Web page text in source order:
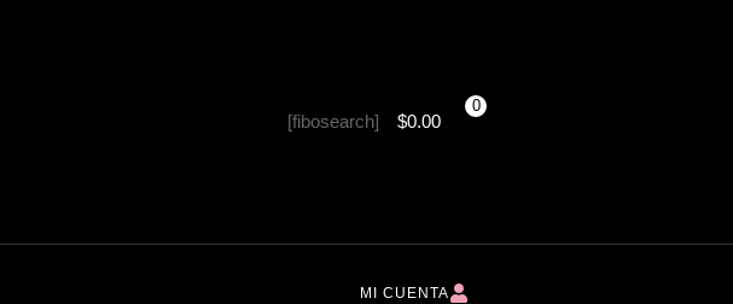
[fibosearch] $0.00
0
MI CUENTA